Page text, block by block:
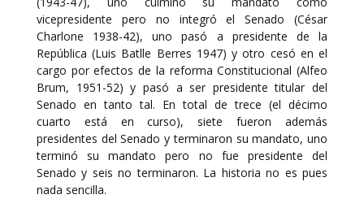
vicepresidente pero no integró el Senado (César
Charlone 1938-42), uno pasó a presidente de la
República (Luis Batlle Berres 1947) y otro cesó en el
cargo por efectos de la reforma Constitucional (Alfeo
Brum, 1951-52) y pasó a ser presidente titular del
Senado en tanto tal. En total de trece (el décimo
cuarto está en curso), siete fueron además
presidentes del Senado y terminaron su mandato, uno
terminó su mandato pero no fue presidente del
Senado y seis no terminaron. La historia no es pues
nada sencilla.